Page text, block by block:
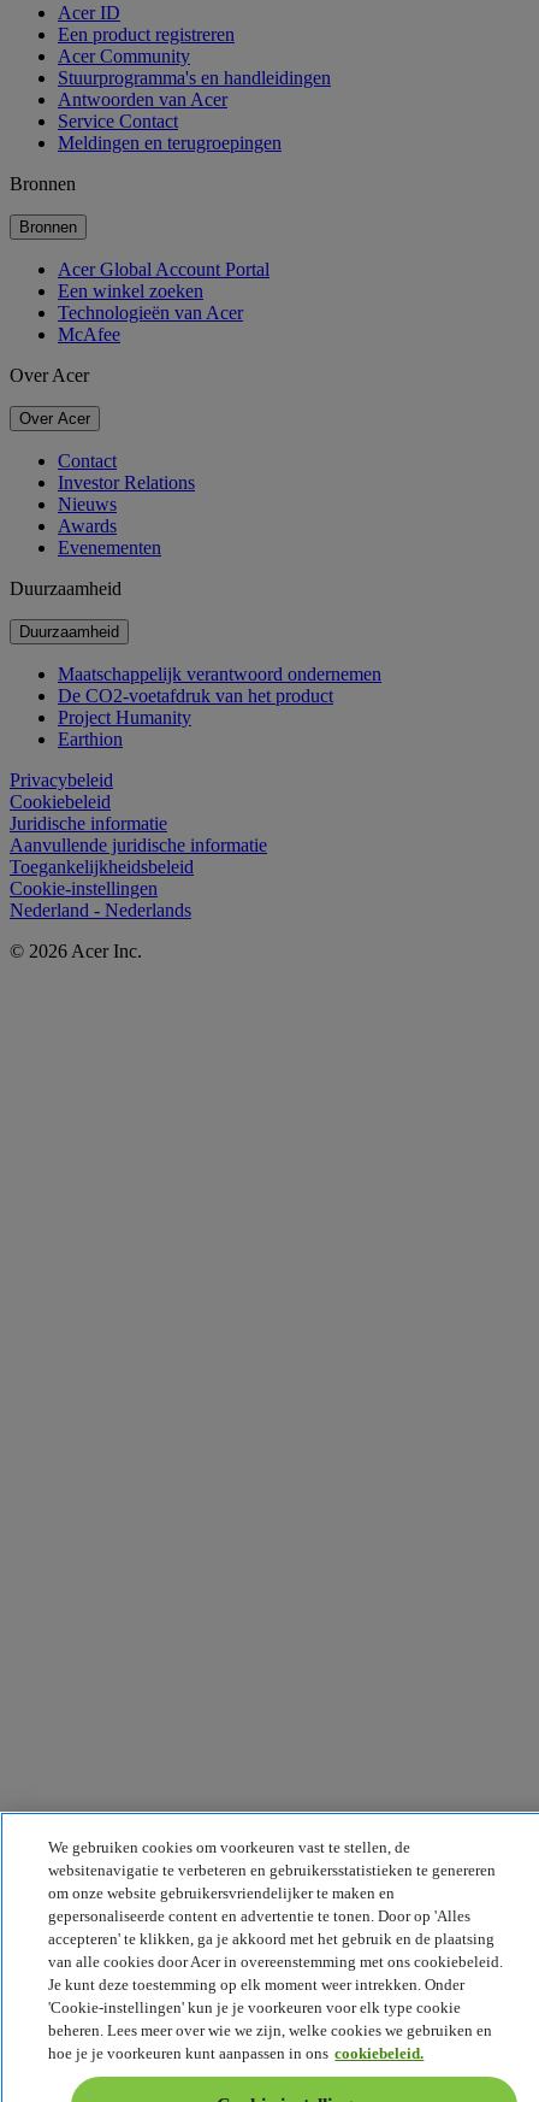
Acer ID
Een product registreren
Acer Community
Stuurprogramma's en handleidingen
Antwoorden van Acer
Service Contact
Meldingen en terugroepingen
Bronnen
Bronnen
Acer Global Account Portal
Een winkel zoeken
Technologieën van Acer
McAfee
Over Acer
Over Acer
Contact
Investor Relations
Nieuws
Awards
Evenementen
Duurzaamheid
Duurzaamheid
Maatschappelijk verantwoord ondernemen
De CO2-voetafdruk van het product
Project Humanity
Earthion
Privacybeleid
Cookiebeleid
Juridische informatie
Aanvullende juridische informatie
Toegankelijkheidsbeleid
Cookie-instellingen
Nederland - Nederlands
© 2026 Acer Inc.
We gebruiken cookies om voorkeuren vast te stellen, de
websitenavigatie te verbeteren en gebruikersstatistieken te genereren
om onze website gebruikersvriendelijker te maken en
gepersonaliseerde content en advertentie te tonen. Door op 'Alles
accepteren' te klikken, ga je akkoord met het gebruik en de plaatsing
van alle cookies door Acer in overeenstemming met ons cookiebeleid.
Je kunt deze toestemming op elk moment weer intrekken. Onder
'Cookie-instellingen' kun je je voorkeuren voor elk type cookie
beheren. Lees meer over wie we zijn, welke cookies we gebruiken en
hoe je je voorkeuren kunt aanpassen in ons cookiebeleid.